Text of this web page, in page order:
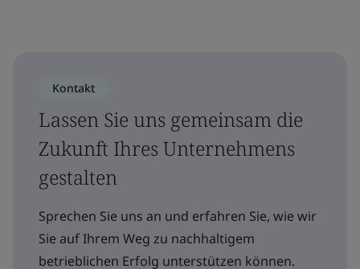
Kontakt
Lassen Sie uns gemeinsam die
Zukunft Ihres Unternehmens
gestalten
Sprechen Sie uns an und erfahren Sie, wie wir
Sie auf Ihrem Weg zu nachhaltigem
betrieblichen Erfolg unterstützen können.